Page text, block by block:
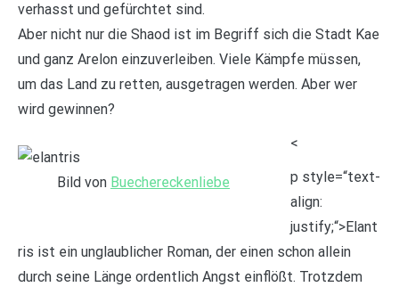
verhasst und gefürchtet sind.
Aber nicht nur die Shaod ist im Begriff sich die Stadt Kae
und ganz Arelon einzuverleiben. Viele Kämpfe müssen,
um das Land zu retten, ausgetragen werden. Aber wer
wird gewinnen?
Bild von Buechereckenliebe
<
p style=“text-
align:
justify;“>Elant
ris ist ein unglaublicher Roman, der einen schon allein
durch seine Länge ordentlich Angst einflößt. Trotzdem